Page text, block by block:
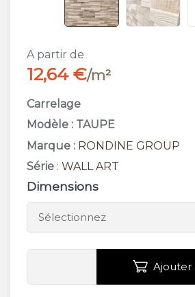
A partir de
12,64 €/m²
Carrelage
Modèle : TAUPE
Marque : RONDINE GROUP
Série : WALL ART
Dimensions
Ajouter